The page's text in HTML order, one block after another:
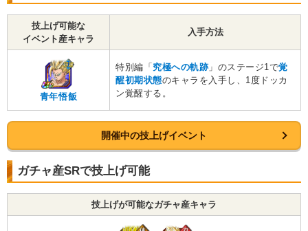
技上げ可能な
イベント産キャラ
入手方法
青年悟飯
特別編「 究極への軌跡」のステージ1で覚
醒初期状態のキャラを入手し、1度ドッカ
ン覚醒する。
開催中の技上げイベント
ガチャ産SRで技上げ可能
技上げが可能なガチャ産キャラ